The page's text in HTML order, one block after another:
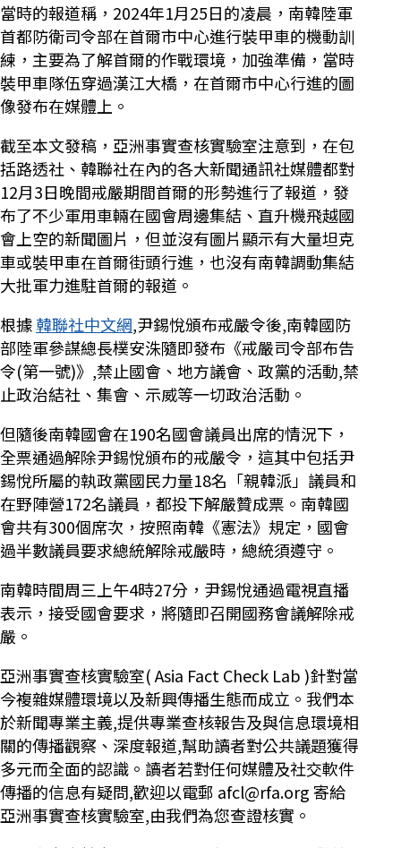
當時的報道稱，2024年1月25日的凌晨，南韓陸軍
首都防衛司令部在首爾市中心進行裝甲車的機動訓
練，主要為了解首爾的作戰環境，加強準備，當時
裝甲車隊伍穿過漢江大橋，在首爾市中心行進的圖
像發布在媒體上。
截至本文發稿，亞洲事實查核實驗室注意到，在包
括路透社、韓聯社在內的各大新聞通訊社媒體都對
12月3日晚間戒嚴期間首爾的形勢進行了報道，發
布了不少軍用車輛在國會周邊集結、直升機飛越國
會上空的新聞圖片，但並沒有圖片顯示有大量坦克
車或裝甲車在首爾街頭行進，也沒有南韓調動集結
大批軍力進駐首爾的報道。
根據韓聯社中文網,尹錫悅頒布戒嚴令後,南韓國防
部陸軍參謀總長樸安洙隨即發布《戒嚴司令部布告
令(第一號)》,禁止國會、地方議會、政黨的活動,禁
止政治結社、集會、示威等一切政治活動。
但隨後南韓國會在190名國會議員出席的情況下，
全票通過解除尹錫悅頒布的戒嚴令，這其中包括尹
錫悅所屬的執政黨國民力量18名「親韓派」議員和
在野陣營172名議員，都投下解嚴贊成票。南韓國
會共有300個席次，按照南韓《憲法》規定，國會
過半數議員要求總統解除戒嚴時，總統須遵守。
南韓時間周三上午4時27分，尹錫悅通過電視直播
表示，接受國會要求，將隨即召開國務會議解除戒
嚴。
亞洲事實查核實驗室(Asia Fact Check Lab )針對當
今複雜媒體環境以及新興傳播生態而成立。我們本
於新聞專業主義,提供專業查核報告及與信息環境相
關的傳播觀察、深度報道,幫助讀者對公共議題獲得
多元而全面的認識。讀者若對任何媒體及社交軟件
傳播的信息有疑問,歡迎以電郵 afcl@rfa.org 寄給
亞洲事實查核實驗室,由我們為您查證核實。